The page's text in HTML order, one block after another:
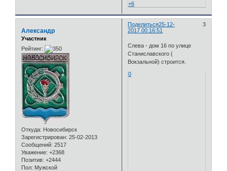
+6
Поделиться 3
25-12-
2017 00:16:51
Александр
Участник
Рейтинг:
Откуда: Новосибирск
Зарегистрирован: 25-02-2013
Сообщений: 2517
Уважение: +2368
Позитив: +2444
Пол: Мужской
Слева - дом 16 по улице
Станиславского (
Вокзальной) строится.
0